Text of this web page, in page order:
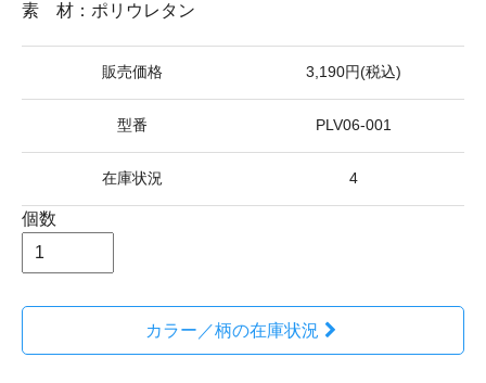
素 材：ポリウレタン
販売価格 3,190円(税込)
型番 PLV06-001
在庫状況 4
個数
カラー／柄の在庫状況